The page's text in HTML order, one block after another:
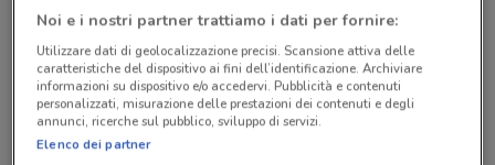
Alpitour
Noi e i nostri partner trattiamo i dati per fornire:
Utilizzare dati di geolocalizzazione precisi. Scansione attiva delle
caratteristiche del dispositivo ai fini dell’identificazione. Archiviare
informazioni su dispositivo e/o accedervi. Pubblicità e contenuti
personalizzati, misurazione delle prestazioni dei contenuti e degli
annunci, ricerche sul pubblico, sviluppo di servizi.
Elenco dei partner